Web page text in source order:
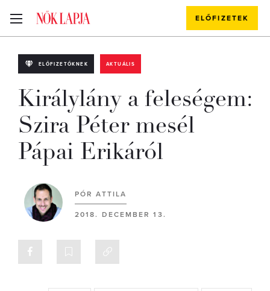
ELŐFIZETEK
ELŐFIZETŐKNEK AKTUÁLIS
Királylány a feleségem:
Szira Péter mesél
Pápai Erikáról
PÓR ATTILA
2018. DECEMBER 13.